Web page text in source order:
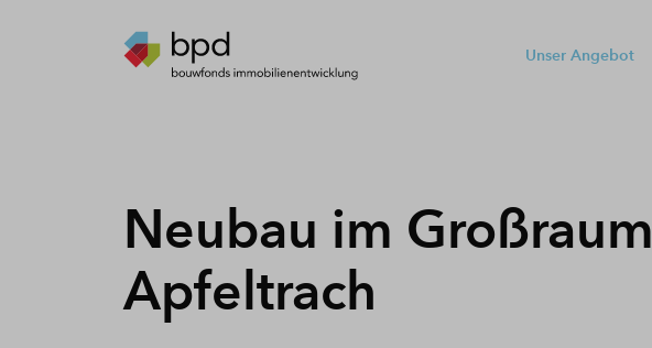
Unser Angebot
Neubau im Großraum
Apfeltrach